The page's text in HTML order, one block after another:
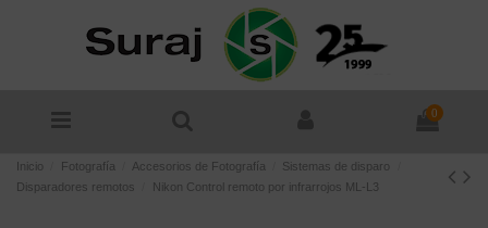
0
Inicio Fotografía Accesorios de Fotografía
Sistemas de disparo
Disparadores remotos
Nikon Control remoto por infrarrojos ML-L3